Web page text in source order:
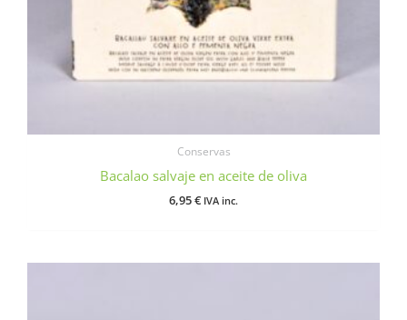
Conservas
Bacalao salvaje en aceite de oliva
6,95€ IVA inc.